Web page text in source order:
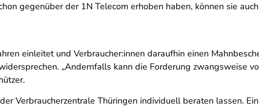
gegenüber der 1N Telecom erhoben haben, können sie
einleitet und Verbraucher:innen daraufhin einen
„Andernfalls kann die Forderung zwangsweise
Verbraucherzentrale Thüringen individuell beraten lassen.